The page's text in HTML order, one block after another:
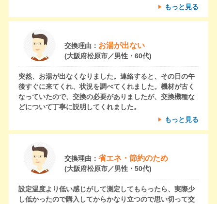
もっと見る
交換理由： お湯が出ない
(大阪府松原市／男性・60代)
突然、お湯が出なくなりました。連絡すると、その日の午
後すぐに来てくれ、状況を調べてくれました。機材が古く
なっていたので、交換の必要がありましたが、交換機種な
どについて丁寧に説明してくれました。
もっと見る
交換理由： 省エネ・節約のため
(大阪府松原市／男性・50代)
設定温度より低い感じがして測定してもらったら、実際少
し低かったので購入してからかなり立つので思い切って交